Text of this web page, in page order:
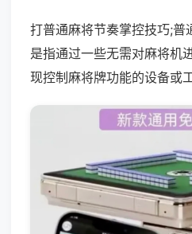
打普通麻将节奏掌控技巧;普
是指通过一些无需对麻将机
现控制麻将牌功能的设备或工